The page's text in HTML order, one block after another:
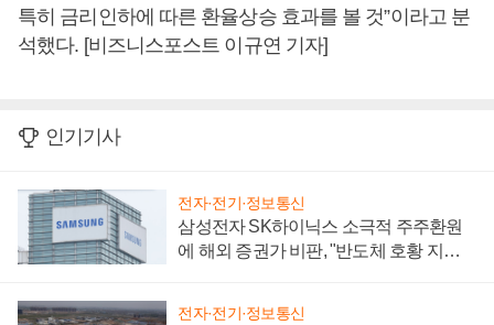
특히 금리인하에 따른 환율상승 효과를 볼 것”이라고 분
석했다. [비즈니스포스트 이규연 기자]
인기기사
전자·전기·정보통신
삼성전자 SK하이닉스 소극적 주주환원
에 해외 증권가 비판, "반도체 호황 지속
전자·전기·정보통신